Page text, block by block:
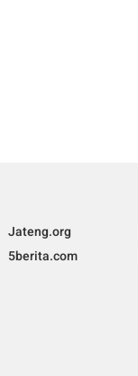
Jateng.org
5berita.com